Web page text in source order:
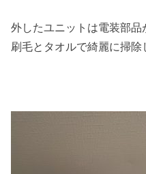
外したユニットは電装部品
刷毛とタオルで綺麗に掃除